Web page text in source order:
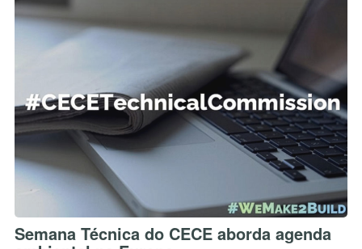
Semana Técnica do CECE aborda agenda